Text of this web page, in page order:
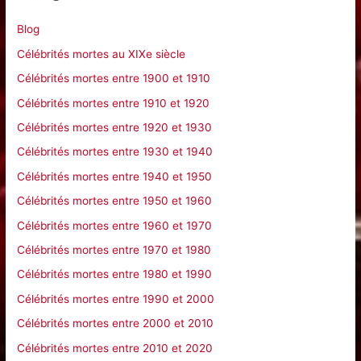
:
Blog
Célébrités mortes au XIXe siècle
Célébrités mortes entre 1900 et 1910
Célébrités mortes entre 1910 et 1920
Célébrités mortes entre 1920 et 1930
Célébrités mortes entre 1930 et 1940
Célébrités mortes entre 1940 et 1950
Célébrités mortes entre 1950 et 1960
Célébrités mortes entre 1960 et 1970
Célébrités mortes entre 1970 et 1980
Célébrités mortes entre 1980 et 1990
Célébrités mortes entre 1990 et 2000
Célébrités mortes entre 2000 et 2010
Célébrités mortes entre 2010 et 2020